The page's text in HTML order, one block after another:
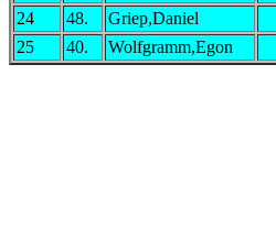
24
48. Griep,Daniel
25
40. Wolfgramm,Egon